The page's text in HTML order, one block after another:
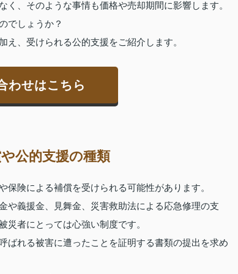
、そのような事情も価格や売却期間に影響します。
でしょうか？
、受けられる公的支援をご紹介します。
わせはこちら
公的支援の種類
険による補償を受けられる可能性があります。
や義援金、見舞金、災害救助法による応急修理の支
災者にとっては心強い制度です。
ばれる被害に遭ったことを証明する書類の提出を求め